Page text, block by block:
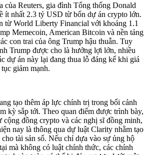
của Reuters, gia đình Tổng thống Donald
ít nhất 2.3 tỷ USD từ bốn dự án crypto lớn.
từ World Liberty Financial với khoảng 1.1
Memecoin, American Bitcoin và nền tảng
con trai của ông Trump hậu thuẫn. Tuy
Trump được cho là hưởng lợi lớn, nhiều
dự án này lại đang thua lỗ đáng kể khi giá
giảm mạnh.
tạo thêm áp lực chính trị trong bối cảnh
kỳ sắp tới. Theo quan điểm được trình bày,
cộng đồng crypto và các nghị sĩ đồng minh,
nay là thông qua dự luật Clarity nhằm tạo
tài sản số. Nếu chỉ dựa vào sự ủng hộ
mà không có luật chính thức, các chính